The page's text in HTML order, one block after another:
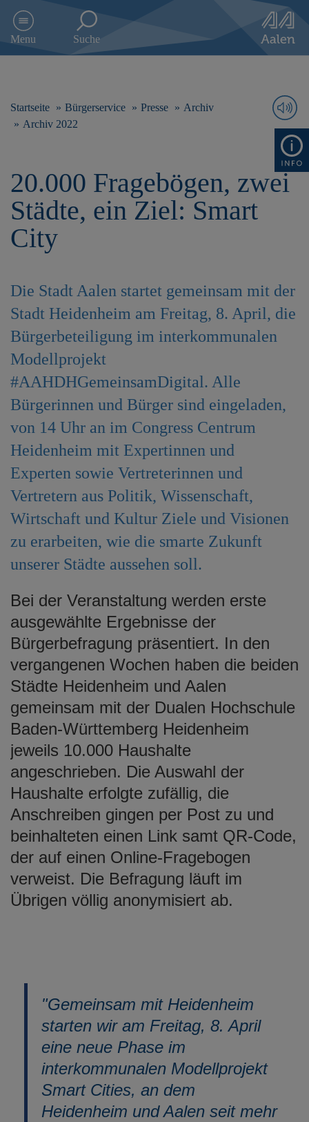
e
Menu Suche
Startseite Bürgerservice Presse
Archiv
Archiv 2022
20.000 Fragebögen, zwei
Städte, ein Ziel: Smart
City
Die Stadt Aalen startet gemeinsam mit der
Stadt Heidenheim am Freitag, 8. April, die
Bürgerbeteiligung im interkommunalen
Modellprojekt
#AAHDHGemeinsamDigital. Alle
Bürgerinnen und Bürger sind eingeladen,
von 14 Uhr an im Congress Centrum
Heidenheim mit Expertinnen und
Experten sowie Vertreterinnen und
Vertretern aus Politik, Wissenschaft,
Wirtschaft und Kultur Ziele und Visionen
zu erarbeiten, wie die smarte Zukunft
unserer Städte aussehen soll.
Bei der Veranstaltung werden erste
ausgewählte Ergebnisse der
Bürgerbefragung präsentiert. In den
vergangenen Wochen haben die beiden
Städte Heidenheim und Aalen
gemeinsam mit der Dualen Hochschule
Baden-Württemberg Heidenheim
jeweils 10.000 Haushalte
angeschrieben. Die Auswahl der
Haushalte erfolgte zufällig, die
Anschreiben gingen per Post zu und
beinhalteten einen Link samt QR-Code,
der auf einen Online-Fragebogen
verweist. Die Befragung läuft im
Übrigen völlig anonymisiert ab.
"Gemeinsam mit Heidenheim
starten wir am Freitag, 8. April
eine neue Phase im
interkommunalen Modellprojekt
Smart Cities, an dem
Heidenheim und Aalen seit mehr